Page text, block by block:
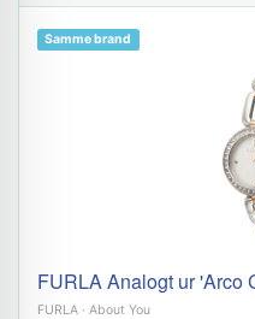
Samme brand
FURLA Analogt ur 'Arco
FURLA · About You